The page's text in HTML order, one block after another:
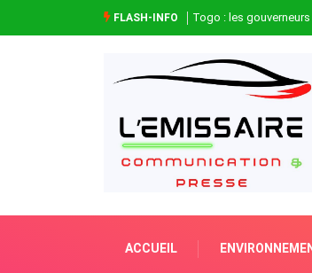
FLASH-INFO Togo : les
ACCUEIL